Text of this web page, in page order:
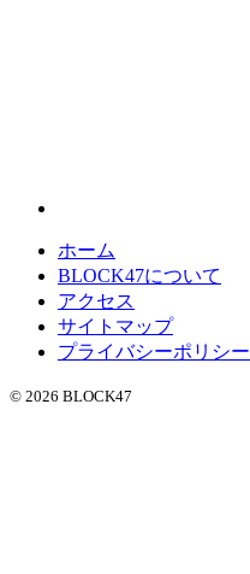
ホーム
BLOCK47について
アクセス
サイトマップ
プライバシーポリシー
© 2026 BLOCK47